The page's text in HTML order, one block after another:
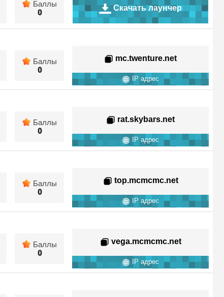
Баллы
0
Скачать лаунчер
Баллы
0
mc.twenture.net
IP адрес
Баллы
0
rat.skybars.net
IP адрес
Баллы
0
top.mcmcmc.net
IP адрес
Баллы
0
vega.mcmcmc.net
IP адрес